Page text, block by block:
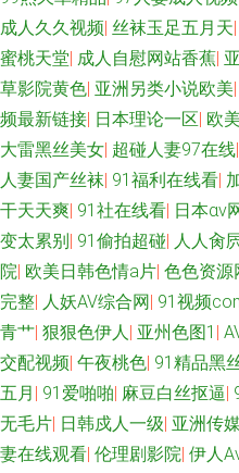
成人久久视频| 丝袜玉足五月天|
蜜桃天堂| 成人自慰网站香蕉|
草影院黄色| 亚洲另类小说欧美|
频最新链接| 日本理论一区| 欧
大雷黑丝美女| 超碰人妻97在线|
人妻国产丝袜| 91福利在线看|
干天天爽| 91社在线看| 日本αv
变太累别| 91偷拍超碰| 人人肏
院| 欧美日韩色情a片| 色色资源
完整| 人妖AV综合网| 91视频
青艹| 狠狠色伊人| 亚州色图1 |
交配视频| 午夜桃色| 91精品黑
五月 | 91爱啪啪| 麻豆白丝抠逼|
无毛片| 日韩戍人一级| 亚洲传
妻在线观看| 伦理剧影院| 伊人